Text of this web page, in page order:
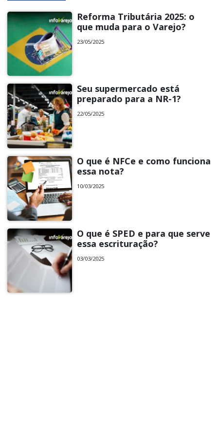
Reforma Tributária 2025: o
que muda para o Varejo?
23/05/2025
Seu supermercado está
preparado para a NR-1?
22/05/2025
O que é NFCe e como funciona
essa nota?
10/03/2025
O que é SPED e para que serve
essa escrituração?
03/03/2025